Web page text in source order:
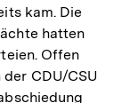
kam. Die
hatten
Offen
CDU/CSU